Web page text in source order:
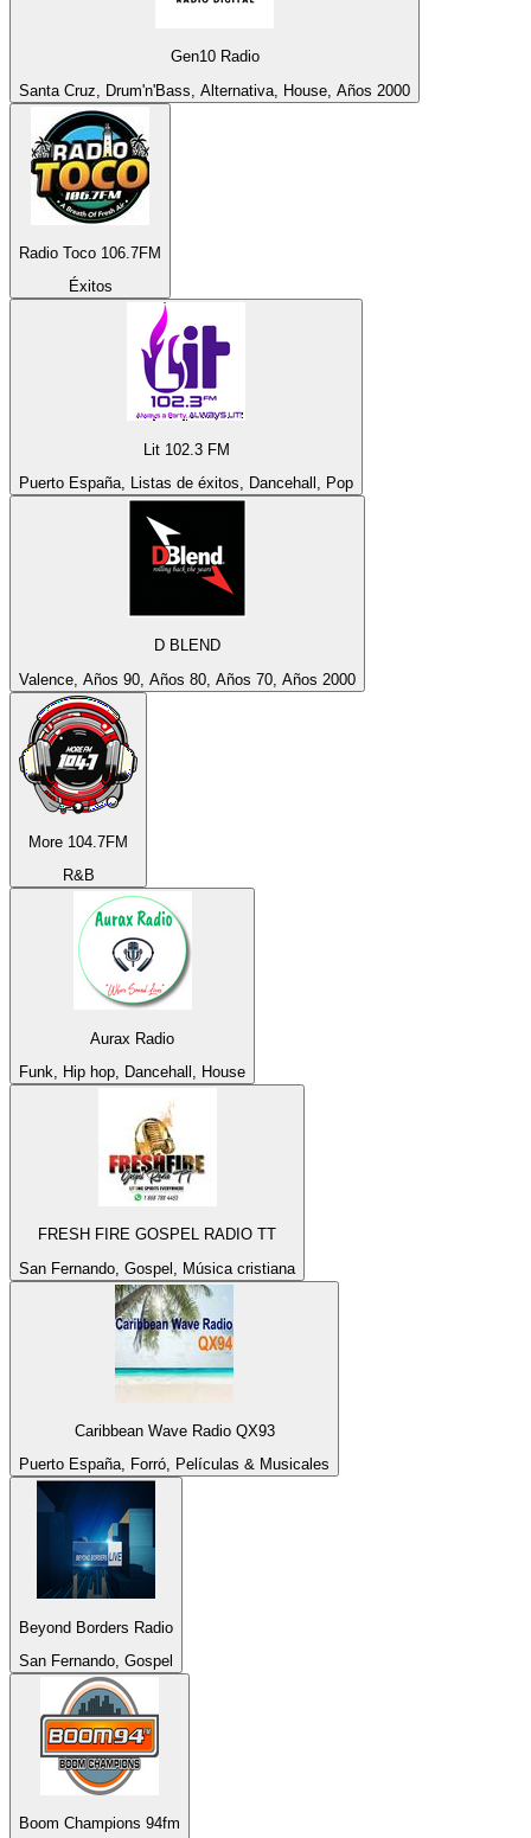
Gen10 Radio
Santa Cruz, Drum'n'Bass, Alternativa, House, Años 2000
Radio Toco 106.7FM
Éxitos
Lit 102.3 FM
Puerto España, Listas de éxitos, Dancehall, Pop
D BLEND
Valence, Años 90, Años 80, Años 70, Años 2000
More 104.7FM
R&B
Aurax Radio
Funk, Hip hop, Dancehall, House
FRESH FIRE GOSPEL RADIO TT
San Fernando, Gospel, Música cristiana
Caribbean Wave Radio QX93
Puerto España, Forró, Películas & Musicales
Beyond Borders Radio
San Fernando, Gospel
Boom Champions 94fm